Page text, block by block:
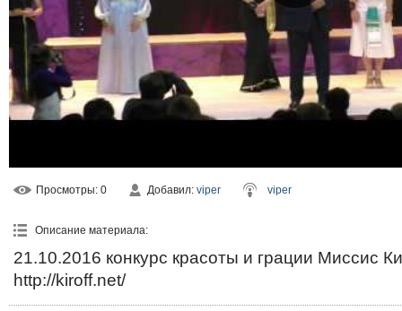
Просмотры: 0 Добавил: viper viper
Описание материала:
21.10.2016 конкурс красоты и грации Миссис
http://kiroff.net/